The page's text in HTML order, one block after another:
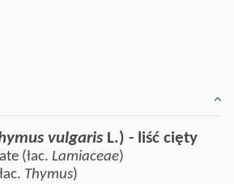
vulgaris L.) - liść cięty
(łac. Lamiaceae)
Thymus)